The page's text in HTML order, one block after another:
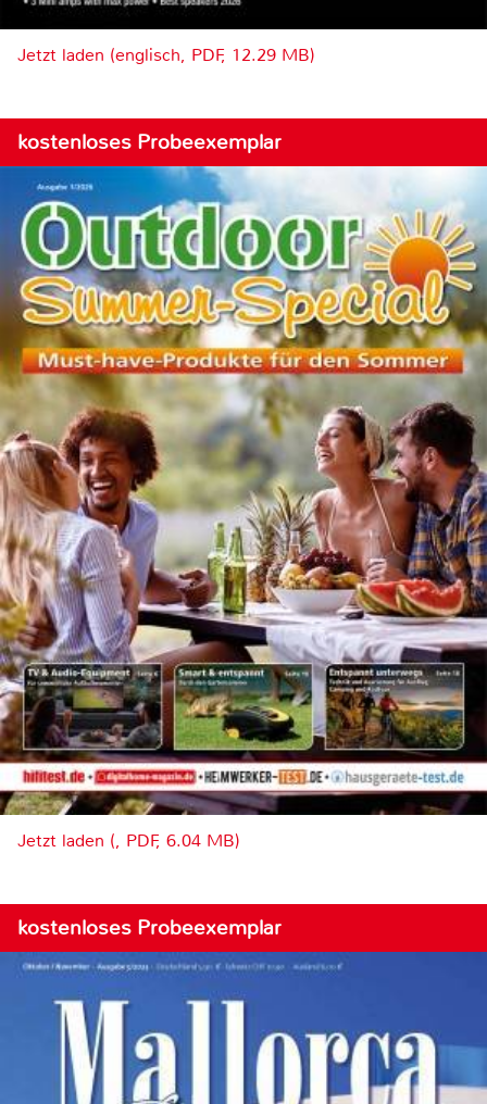
Jetzt laden (englisch, PDF, 12.29 MB)
kostenloses Probeexemplar
Jetzt laden (, PDF, 6.04 MB)
kostenloses Probeexemplar